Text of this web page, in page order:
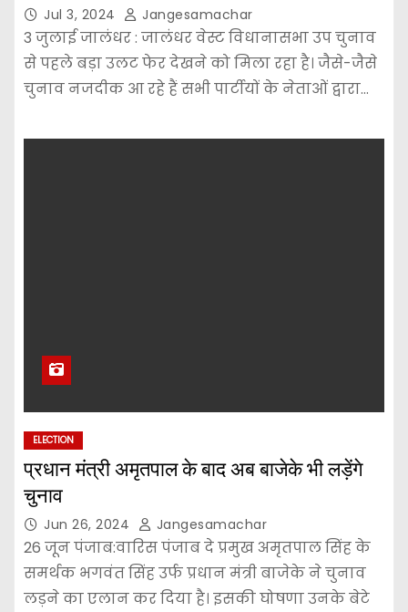
Jul 3, 2024 Jangesamachar
3 जुलाई जालंधर : जालंधर वेस्ट विधानासभा उप चुनाव
से पहले बड़ा उलट फेर देखने को मिला रहा है। जैसे-जैसे
चुनाव नजदीक आ रहे हैं सभी पार्टीयों के नेताओं द्वारा…
ELECTION
प्रधान मंत्री अमृतपाल के बाद अब बाजेके भी लड़ेंगे
चुनाव
Jun 26, 2024 Jangesamachar
26 जून पंजाब:वारिस पंजाब दे प्रमुख अमृतपाल सिंह के
समर्थक भगवंत सिंह उर्फ ​​प्रधान मंत्री बाजेके ने चुनाव
लड़ने का एलान कर दिया है। इसकी घोषणा उनके बेटे